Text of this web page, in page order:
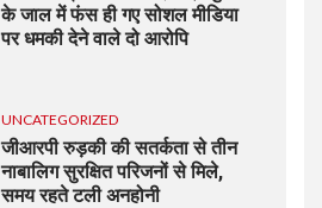
के जाल में फंस ही गए सोशल मीडिया
पर धमकी देने वाले दो आरोपि
UNCATEGORIZED
जीआरपी रुड़की की सतर्कता से तीन
नाबालिग सुरक्षित परिजनों से मिले,
समय रहते टली अनहोनी